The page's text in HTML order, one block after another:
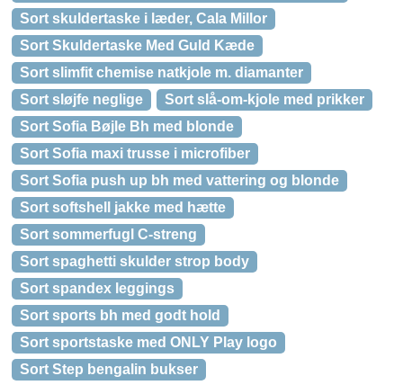
Sort skuldertaske i læder, Cala Millor
Sort Skuldertaske Med Guld Kæde
Sort slimfit chemise natkjole m. diamanter
Sort sløjfe neglige
Sort slå-om-kjole med prikker
Sort Sofia Bøjle Bh med blonde
Sort Sofia maxi trusse i microfiber
Sort Sofia push up bh med vattering og blonde
Sort softshell jakke med hætte
Sort sommerfugl C-streng
Sort spaghetti skulder strop body
Sort spandex leggings
Sort sports bh med godt hold
Sort sportstaske med ONLY Play logo
Sort Step bengalin bukser